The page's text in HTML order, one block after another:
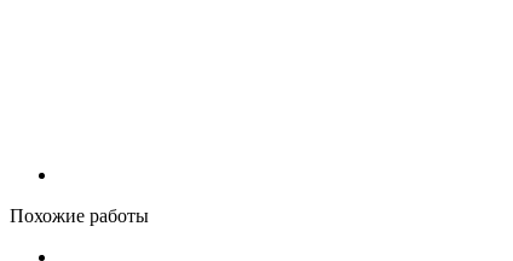
Похожие работы